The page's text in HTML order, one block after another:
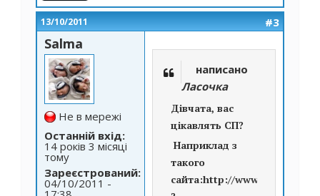
13/10/2011 #3
Salma
Не в мережі
Останній вхід:
14 років 3 місяці
тому
Зареєстрований:
04/10/2011 -
написано
Ласочка
Дівчата, вас
цікавлять СП?
Наприклад з
такого
сайта:http://